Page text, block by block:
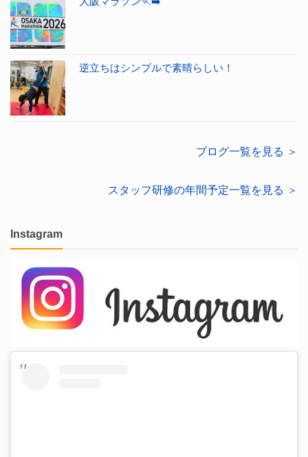
逆立ちはシンプルで素晴らしい！
ブログ一覧を見る ＞
スタッフ研修の年間予定一覧を見る ＞
Instagram